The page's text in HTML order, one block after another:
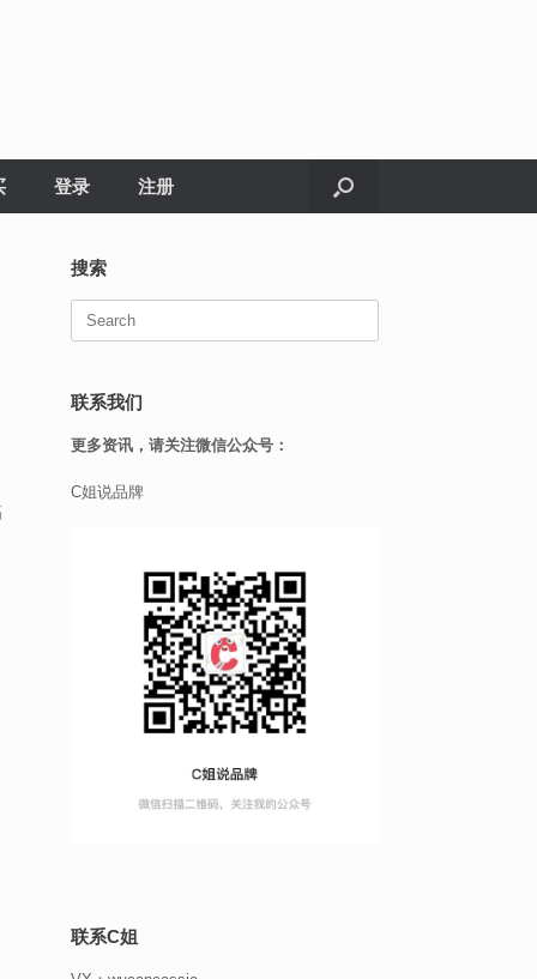
登录 注册
搜索
Search
联系我们
更多资讯，请关注微信公众号：
C姐说品牌
联系C姐